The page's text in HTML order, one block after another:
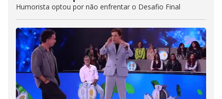
Humorista optou por não enfrentar o Desafio Final